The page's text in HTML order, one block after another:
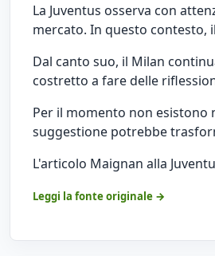
La Juventus osserva con
mercato. In questo
Dal canto suo, il Milan
costretto a fare delle
Per il momento non esistono
suggestione potrebbe
L'articolo Maignan alla
Leggi la fonte originale →